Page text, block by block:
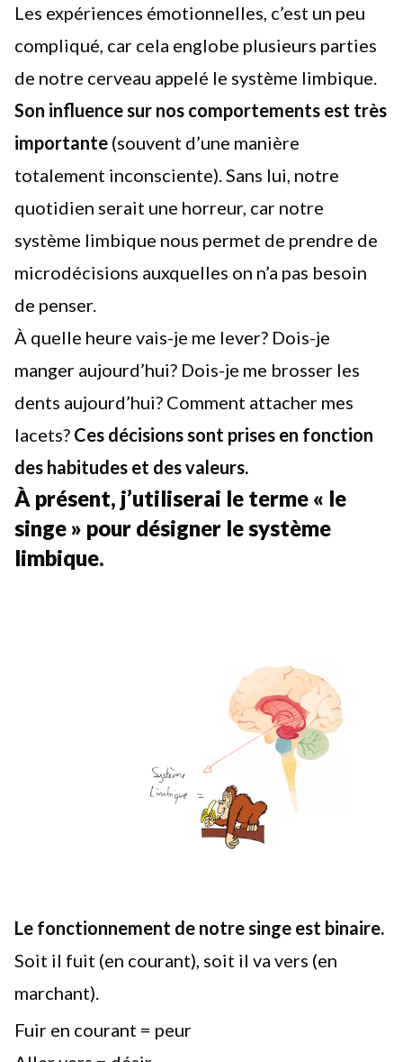
Les expériences émotionnelles, c’est un peu
compliqué, car cela englobe plusieurs parties
de notre cerveau appelé le système limbique.
Son influence sur nos comportements est très
importante (souvent d’une manière
totalement inconsciente). Sans lui, notre
quotidien serait une horreur, car notre
système limbique nous permet de prendre de
microdécisions auxquelles on n’a pas besoin
de penser.
À quelle heure vais-je me lever? Dois-je
manger aujourd’hui? Dois-je me brosser les
dents aujourd’hui? Comment attacher mes
lacets? Ces décisions sont prises en fonction
des habitudes et des valeurs.
À présent, j’utiliserai le terme « le
singe » pour désigner le système
limbique.
Le fonctionnement de notre singe est binaire.
Soit il fuit (en courant), soit il va vers (en
marchant).
Fuir en courant = peur